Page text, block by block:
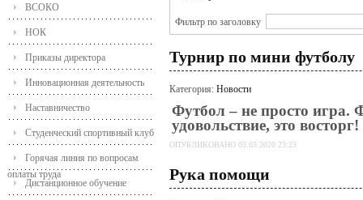
ВСОКО
НОК
Приказы директора
Инновационная деятельность
Наставничество
Студенческий спортивный клуб
Горячая линия по вопросам
оплаты труда
Дистанционное обучение
Фильтр по заголовку
Турнир по мини футболу
Категория: Новости
Футбол – не просто игра.
удовольствие, это восторг!
ОПУБЛИКОВАНО 03.03.2020 23:23
Рука помощи